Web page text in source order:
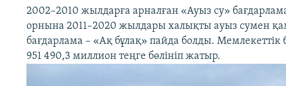
2002–2010 жылдарға арналған «Ауыз су»
орнына 2011–2020 жылдары халықты ауыз сумен
бағдарлама – «Ақ бұлақ» пайда болды. Мемлекеттік
951 490,3 миллион теңге бөлініп жатыр.